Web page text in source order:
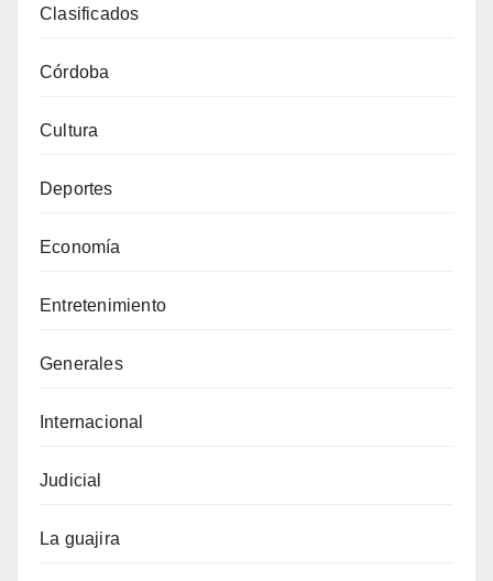
Clasificados
Córdoba
Cultura
Deportes
Economía
Entretenimiento
Generales
Internacional
Judicial
La guajira